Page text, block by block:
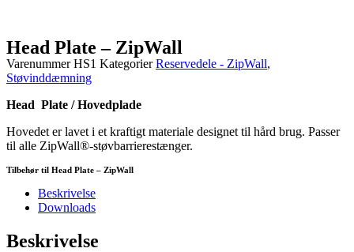
Head Plate – ZipWall
VarenummerHS1 Kategorier Reservedele - ZipWall,
Støvinddæmning
Head Plate / Hovedplade
Hovedet er lavet i et kraftigt materiale designet til hård brug. Passer
til alle ZipWall®-støvbarrierestænger.
Tilbehør til Head Plate – ZipWall
Beskrivelse
Downloads
Beskrivelse